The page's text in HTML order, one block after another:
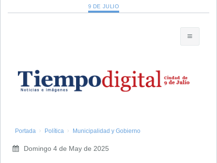
9 DE JULIO
Portada Política Municipalidad y Gobierno
Domingo 4 de May de 2025